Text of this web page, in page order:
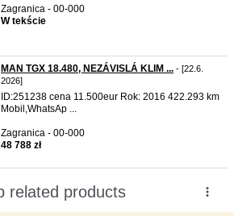
Zagranica - 00-000
W tekście
MAN TGX 18.480, NEZÁVISLÁ KLIM ... - [22.6.
2026]
ID:251238 cena 11.500eur Rok: 2016 422.293 km
Mobil,WhatsAp ...
Zagranica - 00-000
48 788 zł